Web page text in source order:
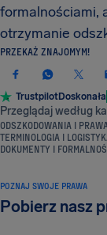
formalnościami,
otrzymanie
PRZEKAŻ ZNAJOMYM!
TrustpilotDoskonała
Przeglądaj według
ODSZKODOWANIA I
TERMINOLOGIA I
DOKUMENTY I
POZNAJ SWOJE PRAWA
Pobierz nasz